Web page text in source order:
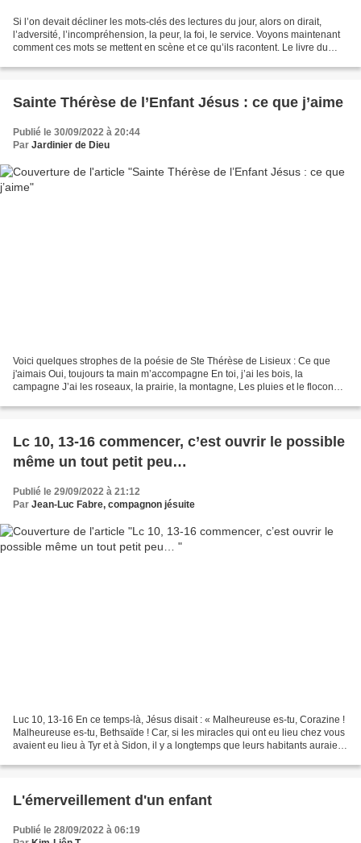
Si l’on devait décliner les mots-clés des lectures du jour, alors on dirait,
l’adversité, l’incompréhension, la peur, la foi, le service. Voyons maintenant
comment ces mots se mettent en scène et ce qu’ils racontent. Le livre du
Sainte Thérèse de l’Enfant Jésus : ce que j’aime
Publié le 30/09/2022 à 20:44
Par Jardinier de Dieu
Voici quelques strophes de la poésie de Ste Thérèse de Lisieux : Ce que
j'aimais Oui, toujours ta main m’accompagne En toi, j’ai les bois, la
campagne J’ai les roseaux, la prairie, la montagne, Les pluies et le flocon
Lc 10, 13-16 commencer, c’est ouvrir le possible
même un tout petit peu…
Publié le 29/09/2022 à 21:12
Par Jean-Luc Fabre, compagnon jésuite
Luc 10, 13-16 En ce temps-là, Jésus disait : « Malheureuse es-tu, Corazine !
Malheureuse es-tu, Bethsaïde ! Car, si les miracles qui ont eu lieu chez vous
avaient eu lieu à Tyr et à Sidon, il y a longtemps que leurs habitants auraient
L'émerveillement d'un enfant
Publié le 28/09/2022 à 06:19